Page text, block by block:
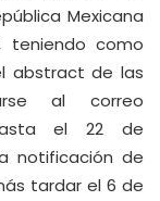
Mexicana
teniendo como
abstract de las
al correo
el 22 de
notificación de
tardar el 6 de